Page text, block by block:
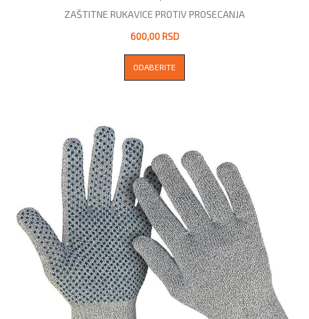
ZAŠTITNE RUKAVICE PROTIV PROSECANJA
600,00 RSD
ODABERITE